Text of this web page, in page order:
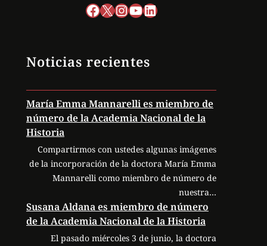
Facebook
X Instagram
YouTube
LinkedIn
Noticias recientes
María Emma Mannarelli es miembro de
número de la Academia Nacional de la
Historia
Compartirmos con ustedes algunas imágenes
de la incorporación de la doctora María Emma
Mannarelli como miembro de número de
nuestra…
Susana Aldana es miembro de número
de la Academia Nacional de la Historia
El pasado miércoles 3 de junio, la doctora